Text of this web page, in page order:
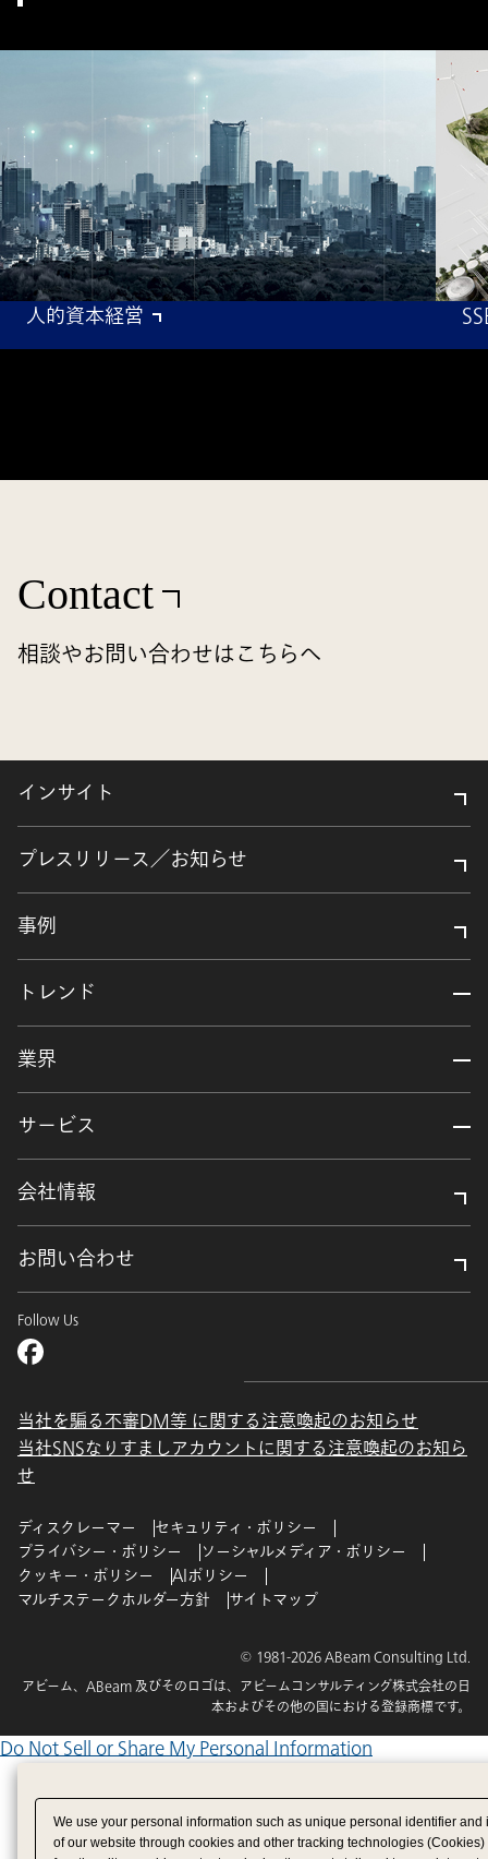
人的資本経営
Contact
相談やお問い合わせはこちらへ
インサイト
プレスリリース／お知らせ
事例
トレンド
業界
サービス
会社情報
お問い合わせ
Follow Us
当社を騙る不審DM等 に関する注意喚起のお知らせ
当社SNSなりすましアカウントに関する注意喚起のお知ら
せ
ディスクレーマー
セキュリティ・ポリシー
プライバシー・ポリシー
ソーシャルメディア・ポリシー
クッキー・ポリシー
AIポリシー
マルチステークホルダー方針
サイトマップ
© 1981-2026 ABeam Consulting Ltd.
アビーム、ABeam 及びそのロゴは、アビームコンサルティング株式会社の日
本およびその他の国における登録商標です。
Do Not Sell or Share My Personal Information
We use your personal information such as unique personal identifier
of our website through cookies and other tracking technologies